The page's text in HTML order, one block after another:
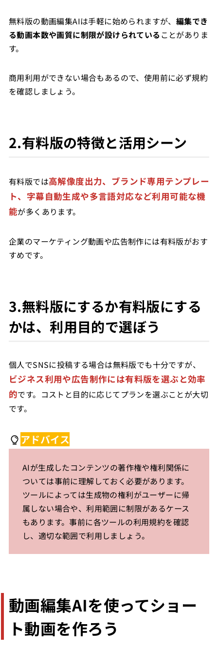
無料版の動画編集AIは手軽に始められますが、 編集でき
る動画本数や画質に制限が設けられている ことがありま
す。
商用利用ができない場合もあるので、使用前に必ず規約
を確認しましょう。
2.有料版の特徴と活用シーン
有料版では高解像度出力、ブランド専用テンプレー
ト、字幕自動生成や多言語対応など利用可能な機
能が多くあります。
企業のマーケティング動画や広告制作には有料版がおす
すめです。
3.無料版にするか有料版にする
かは、利用目的で選ぼう
個人でSNSに投稿する場合は無料版でも十分ですが、
ビジネス利用や広告制作には有料版を選ぶと効率
的です。コストと目的に応じてプランを選ぶことが大切
です。
アドバイス
AIが生成したコンテンツの著作権や権利関係に
ついては事前に理解しておく必要があります。
ツールによっては生成物の権利がユーザーに帰
属しない場合や、利用範囲に制限があるケース
もあります。事前に各ツールの利用規約を確認
し、適切な範囲で利用しましょう。
動画編集AIを使ってショー
ト動画を作ろう